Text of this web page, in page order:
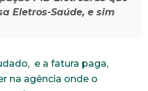
Eletros-Saúde, e sim
e a fatura paga,
na agência onde o